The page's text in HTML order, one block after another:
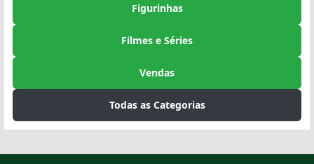
Figurinhas
Filmes e Séries
Vendas
Todas as Categorias